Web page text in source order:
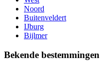
Noord
Buitenveldert
IJburg
Bijlmer
Bekende bestemmingen